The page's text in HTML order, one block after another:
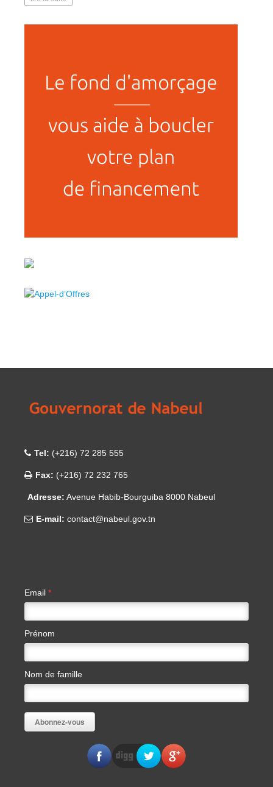
Tel: (+216) 72 285 555
Fax: (+216) 72 232 765
Adresse: Avenue Habib-Bourguiba 8000 Nabeul
E-mail: contact@nabeul.gov.tn
Email *
Prénom
Nom de famille